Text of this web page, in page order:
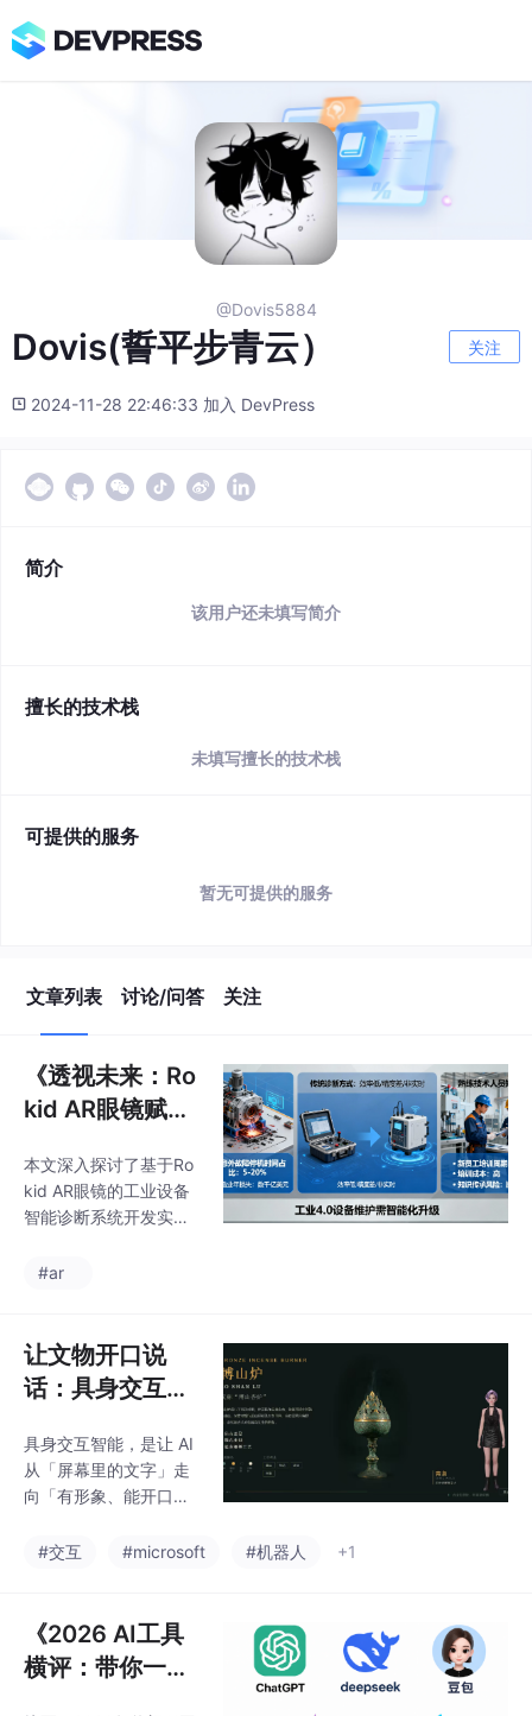
@Dovis5884
Dovis(誓平步青云） 关注
2024-11-28 22:46:33 加入 DevPress
简介
该用户还未填写简介
擅长的技术栈
未填写擅长的技术栈
可提供的服务
暂无可提供的服务
文章列表 讨论/问答 关注
《透视未来：Ro
kid AR眼镜赋能
断的革命性实
践》
本文深入探讨了基于Ro
kid AR眼镜的工业设备
智能诊断系统开发实
一强大的移动开发工具
助分析和远程专家协作
的综合诊断平台。文章
详细阐述了系统架构设
心功能模块以及在实际
工业场景中的应用效
果，展示了AR技术如何
效率、降低停机时间和
解决方案。
#ar
让文物开口说
话：具身交互智
讲解数字人「青
袅」
具身交互智能，是让 AI
从「屏幕里的文字」走
向「有形象、能开口、
本文记录一次具身交互
静态网页上，接入魔珐
星云 XmovAvatar SD
K，搭建一位名为「青
#交互 #microsoft #机器人 +1
《2026 AI工具
横评：带你一一